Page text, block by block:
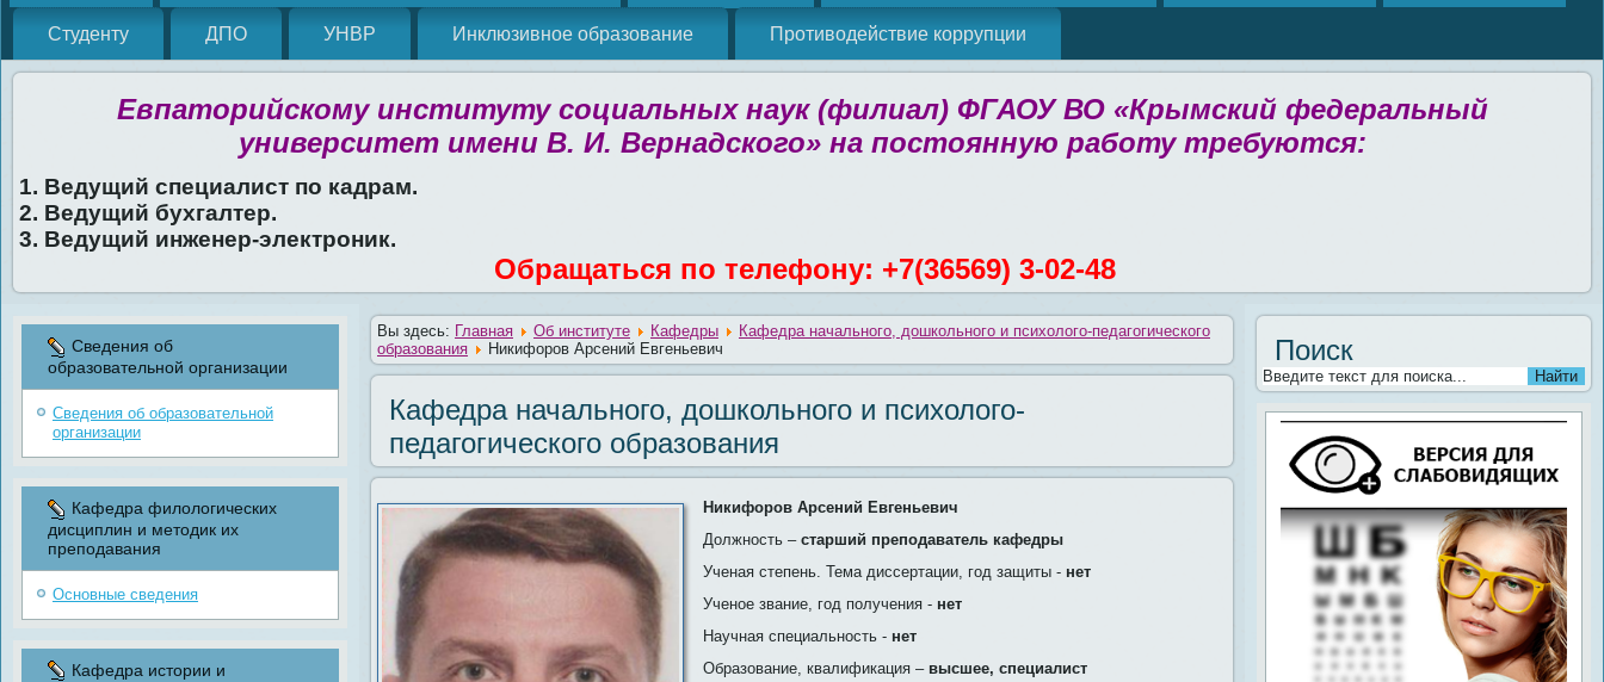
Студенту ДПО УНВР Инклюзивное образование Противодействие коррупции
Евпаторийскому институту социальных наук (филиал) ФГАОУ ВО «Крымский федеральный
университет имени В. И. Вернадского» на постоянную работу требуются:
1. Ведущий специалист по кадрам.
2. Ведущий бухгалтер.
3. Ведущий инженер-электроник.
Обращаться по телефону: +7(36569) 3-02-48
Сведения об
образовательной организации
Сведения об образовательной
организации
Кафедра филологических
дисциплин и методик их
преподавания
Основные сведения
Кафедра истории и
Вы здесь: Главная Об институте Кафедры
Кафедра начального, дошкольного и психолого-педагогического
образования
Никифоров Арсений Евгеньевич
Кафедра начального, дошкольного и психолого-
педагогического образования
Никифоров Арсений Евгеньевич
Должность –старший преподаватель кафедры
Ученая степень. Тема диссертации, год защиты - нет
Ученое звание, год получения - нет
Научная специальность - нет
Образование, квалификация – высшее, специалист
Поиск